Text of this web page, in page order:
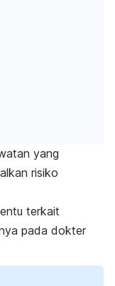
yang
risiko
terkait
pada dokter